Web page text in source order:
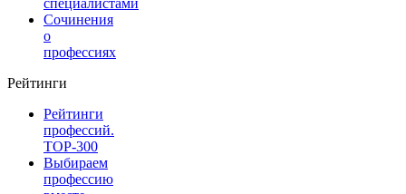
Сочинения
о
профессиях
Рейтинги
Рейтинги
профессий.
TOP-300
Выбираем
профессию